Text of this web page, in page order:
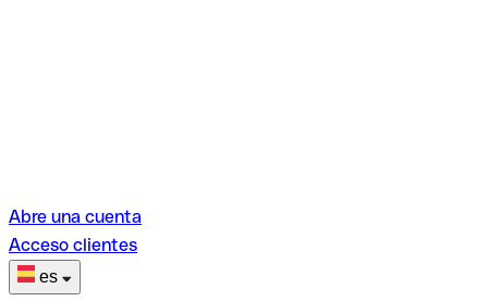
Abre una cuenta
Acceso clientes
es